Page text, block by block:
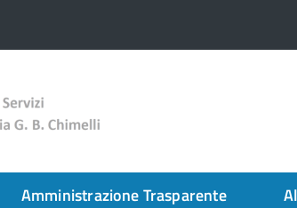
Amministrazione Trasparente